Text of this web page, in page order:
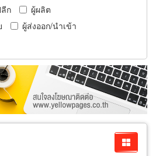
ก
ผู้ผลิต
ผู้ส่งออก/นำเข้า